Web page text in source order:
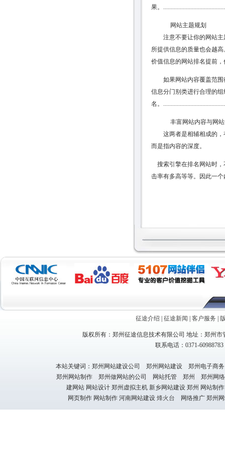
果。
网站主题规划
注意不要让你的网站主
所提供信息的质量也会越
价值信息的网站排名提前
如果网站内容覆盖范围
信息分门别类进行合理的
名。
丰富网站内容与网
这两者是相辅相成的，
而是指内容的深度。
搜索引擎在排名网站时，
击率有多高等等。因此一
征途介绍 征途新闻 客户服务
版权所有：郑州征途信息技术有限公司 地址：郑州
联系电话：0371-
本站关键词：郑州网站建设公司 郑州网站建设 郑州电子
郑州网站制作 郑州做网站的公司 网站托管 郑州 郑州网
建网站 网站设计 郑州虚拟主机 新乡网站建设 郑州 网站制
网页制作 网站制作 河南网站建设 烽火台 网络推广 郑州